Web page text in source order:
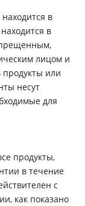
в
в
лицом и
или
несут
для
продукты,
в течение
с
как показано